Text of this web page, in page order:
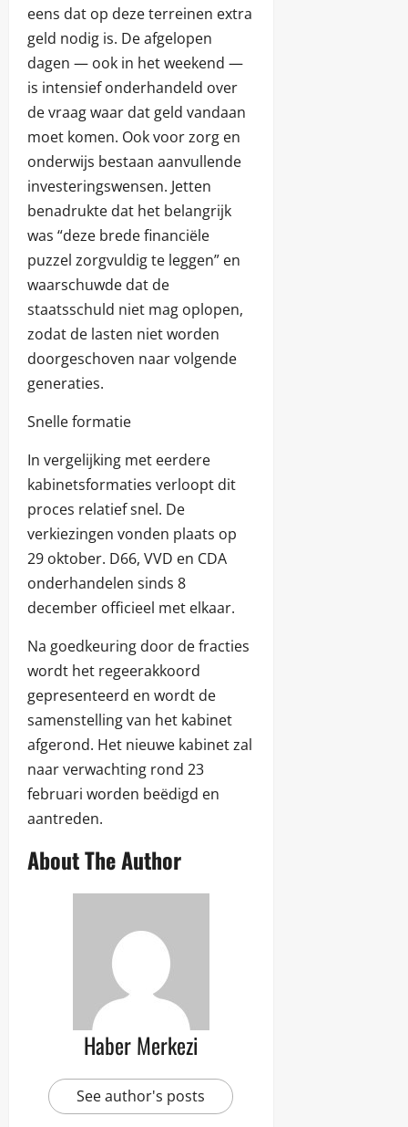
eens dat op deze terreinen extra
geld nodig is. De afgelopen
dagen — ook in het weekend —
is intensief onderhandeld over
de vraag waar dat geld vandaan
moet komen. Ook voor zorg en
onderwijs bestaan aanvullende
investeringswensen. Jetten
benadrukte dat het belangrijk
was “deze brede financiële
puzzel zorgvuldig te leggen” en
waarschuwde dat de
staatsschuld niet mag oplopen,
zodat de lasten niet worden
doorgeschoven naar volgende
generaties.
Snelle formatie
In vergelijking met eerdere
kabinetsformaties verloopt dit
proces relatief snel. De
verkiezingen vonden plaats op
29 oktober. D66, VVD en CDA
onderhandelen sinds 8
december officieel met elkaar.
Na goedkeuring door de fracties
wordt het regeerakkoord
gepresenteerd en wordt de
samenstelling van het kabinet
afgerond. Het nieuwe kabinet zal
naar verwachting rond 23
februari worden beëdigd en
aantreden.
About The Author
Haber Merkezi
See author's posts